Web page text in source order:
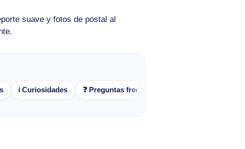
suave y fotos de postal al
ℹ️ Curiosidades ❓ Preguntas frecuentes